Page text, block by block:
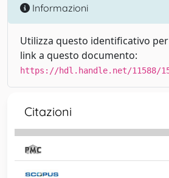
Informazioni
Utilizza questo identificativo
link a questo documento:
https://hdl.handle.net/11588/
Citazioni